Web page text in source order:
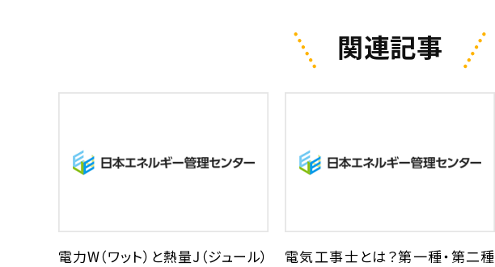
関連記事
電力W（ワット）と熱量J（ジュール）
電気工事士とは？第一種・第二種